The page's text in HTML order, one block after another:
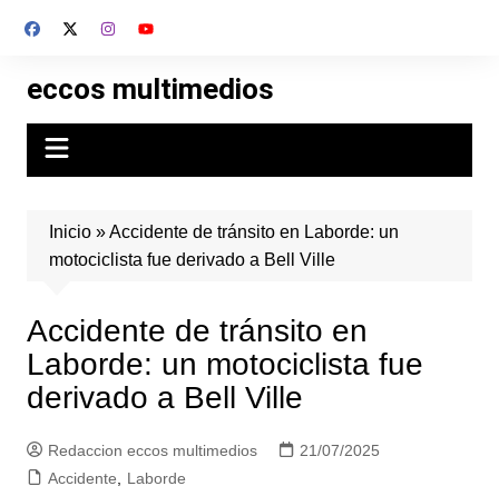
eccos multimedios
Inicio»Accidente de tránsito en Laborde: un
motociclista fue derivado a Bell Ville
Accidente de tránsito en
Laborde: un motociclista fue
derivado a Bell Ville
Redaccion eccos multimedios
21/07/2025
Accidente
Laborde